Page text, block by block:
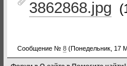
3862868.jpg
Сообщение № 8 (Понедельник, 17